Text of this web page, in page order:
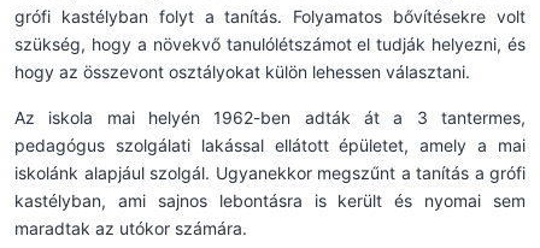
grófi kastélyban folyt a tanítás. Folyamatos bővítésekre volt
szükség, hogy a növekvő tanulólétszámot el tudják helyezni, és
hogy az összevont osztályokat külön lehessen választani.
Az iskola mai helyén 1962-ben adták át a 3 tantermes,
pedagógus szolgálati lakással ellátott épületet, amely a mai
iskolánk alapjául szolgál. Ugyanekkor megszűnt a tanítás a grófi
kastélyban, ami sajnos lebontásra is került és nyomai sem
maradtak az utókor számára.